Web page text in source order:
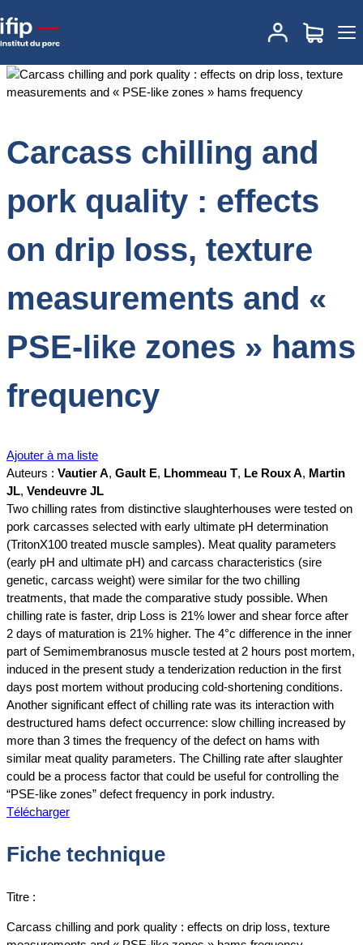
Accueil
Carcass chilling and pork quality : effects
on drip loss, texture measurements and « PSE-like zones » hams
Carcass chilling and
pork quality : effects
on drip loss, texture
measurements and «
PSE-like zones » hams
frequency
Ajouter à ma liste
Auteurs : Vautier A, Gault E, Lhommeau T, Le Roux A, Martin
JL, Vendeuvre JL
Two chilling rates from distinctive slaughterhouses were tested on
pork carcasses selected with early ultimate pH determination
(TritonX100 treated muscle samples). Meat quality parameters
(early pH and ultimate pH) and carcass characteristics (sire
genetic, carcass weight) were similar for the two chilling
treatments, that made the comparative study possible. When
chilling rate is faster, drip Loss is 21% lower and shear force after
2 days of maturation is 21% higher. The 4°c difference in the inner
part of Semimembranosus muscle tested at 2 hours post mortem,
induced in the present study a tenderization reduction in the first
days post mortem without producing cold-shortening conditions.
Another significant effect of chilling rate was its interaction with
destructured hams defect occurrence: slow chilling increased by
more than 3 times the frequency of the defect on hams with
similar meat quality parameters. The Chilling rate after slaughter
could be a process factor that could be useful for controlling the
“PSE-like zones” defect frequency in pork industry.
Télécharger
Fiche technique
Titre :
Carcass chilling and pork quality : effects on drip loss, texture